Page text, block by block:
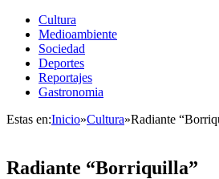
Cultura
Medioambiente
Sociedad
Deportes
Reportajes
Gastronomia
Estas en:Inicio»Cultura»Radiante
Radiante “Borriquilla”